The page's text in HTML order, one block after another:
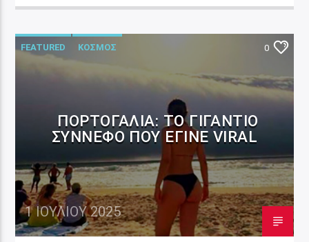
FEATURED ΚΟΣΜΟΣ 0
ΠΟΡΤΟΓΑΛΊΑ: ΤΟ ΓΙΓΆΝΤΙΟ
ΣΎΝΝΕΦΟ ΠΟΥ ΈΓΙΝΕ VIRAL
1 ΙΟΥΛΊΟΥ 2025